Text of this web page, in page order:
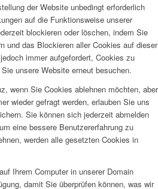
der Website unbedingt erforderlich
auf die Funktionsweise unserer
blockieren oder löschen, indem Sie
und das Blockieren aller Cookies auf dieser
immer aufgefordert, Cookies zu
unsere Website erneut besuchen.
wenn Sie Cookies ablehnen möchten, aber
wieder gefragt werden, erlauben Sie uns
Sie können sich jederzeit abmelden
eine bessere Benutzererfahrung zu
werden alle gesetzten Cookies in
Ihrem Computer in unserer Domain
damit Sie überprüfen können, was wir